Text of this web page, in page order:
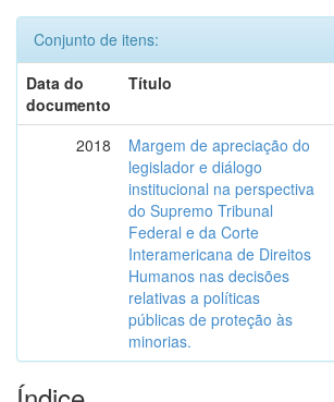
Conjunto de itens:
Data do
documento
Título
2018
Margem de apreciação do
legislador e diálogo
institucional na perspectiva
do Supremo Tribunal
Federal e da Corte
Interamericana de Direitos
Humanos nas decisões
relativas a políticas
públicas de proteção às
minorias.